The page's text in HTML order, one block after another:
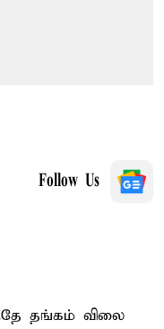
Follow Us
தங்கம் விலை